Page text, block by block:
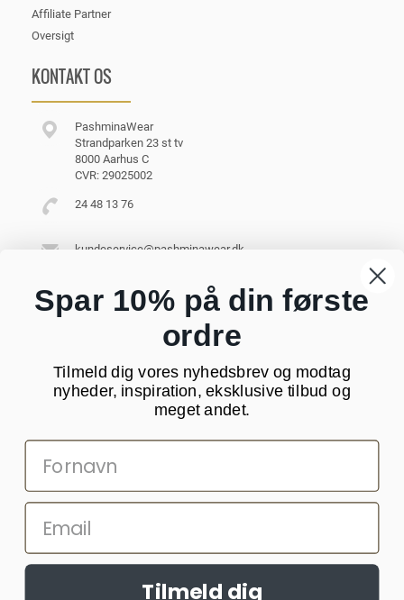
Affiliate Partner
Oversigt
KONTAKT OS
PashminaWear
Strandparken 23 st tv
8000 Aarhus C
CVR: 29025002
24 48 13 76
kundeservice@pashminawear.dk
NYHEDSBREV
SOCIALE MEDIER
Spar 10% på din første
ordre
Tilmeld dig vores nyhedsbrev og modtag
nyheder, inspiration, eksklusive tilbud og
meget andet.
Tilmeld dig